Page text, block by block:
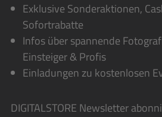
Exklusive Sonderaktionen,
Sofortrabatte
Infos über spannende
Einsteiger & Profis
Einladungen zu kostenlosen
DIGITALSTORE Newsletter